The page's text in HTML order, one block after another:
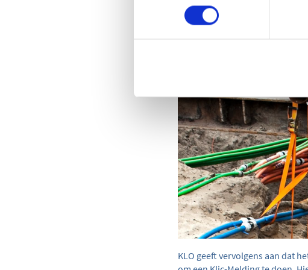
kan graafschade worden
aan het grondroeren is maar
zorgen.
KLO geeft vervolgens aan dat